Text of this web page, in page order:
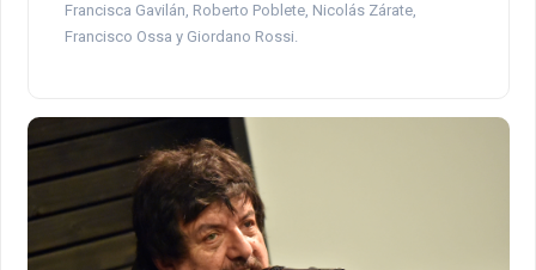
Francisca Gavilán, Roberto Poblete, Nicolás Zárate,
Francisco Ossa y Giordano Rossi.